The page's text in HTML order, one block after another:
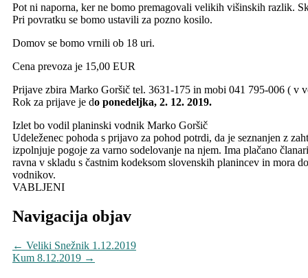
Pot ni naporna, ker ne bomo premagovali velikih višinskih razlik.
Pri povratku se bomo ustavili za pozno kosilo.
Domov se bomo vrnili ob 18 uri.
Cena prevoza je 15,00 EUR
Prijave zbira Marko Goršič tel. 3631-175 in mobi 041 795-006 ( v
Rok za prijave je do ponedeljka, 2. 12. 2019.
Izlet bo vodil planinski vodnik Marko Goršič
Udeleženec pohoda s prijavo za pohod potrdi, da je seznanjen z
izpolnjuje pogoje za varno sodelovanje na njem. Ima plačano
ravna v skladu s častnim kodeksom slovenskih planincev in mora
vodnikov.
VABLJENI
Navigacija objav
← Veliki Snežnik 1.12.2019
Kum 8.12.2019 →